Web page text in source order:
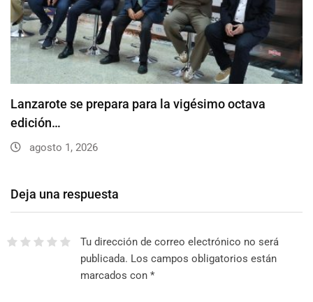
Lanzarote se prepara para la vigésimo octava
edición…
agosto 1, 2026
Deja una respuesta
Tu dirección de correo electrónico no será
publicada. Los campos obligatorios están
marcados con *